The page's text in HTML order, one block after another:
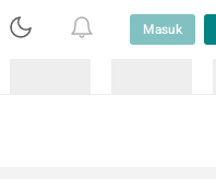
Masuk